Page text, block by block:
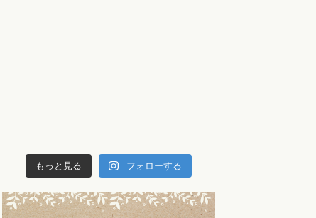
もっと見る フォローする